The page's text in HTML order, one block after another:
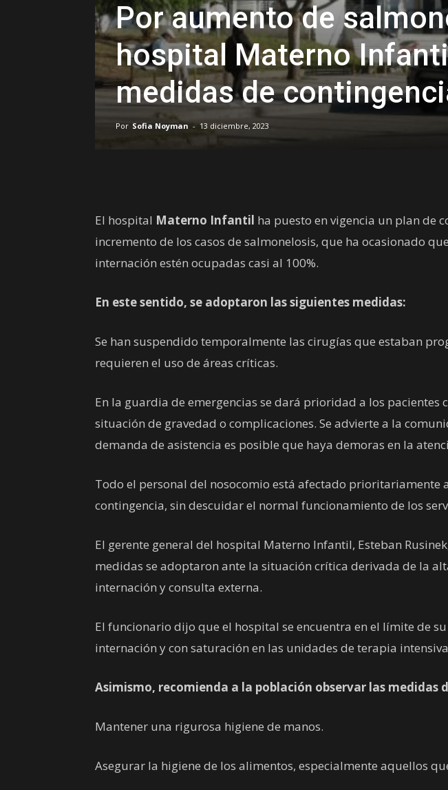
Por aumento de
hospital Materno
medidas de
Por Sofia Noyman - 13 diciembre, 2023
El hospital Materno Infantil ha puesto en vigencia un plan de
incremento de los casos de salmonelosis, que ha ocasionado
internación estén ocupadas casi al 100%.
En este sentido, se adoptaron las siguientes medidas:
Se han suspendido temporalmente las cirugías que estaban
requieren el uso de áreas críticas.
En la guardia de emergencias se dará prioridad a los pacientes
situación de gravedad o complicaciones. Se advierte a la
demanda de asistencia es posible que haya demoras en la
Todo el personal del nosocomio está afectado prioritariamente
contingencia, sin descuidar el normal funcionamiento de los
El gerente general del hospital Materno Infantil, Esteban
medidas se adoptaron ante la situación crítica derivada de la
internación y consulta externa.
El funcionario dijo que el hospital se encuentra en el límite de
internación y con saturación en las unidades de terapia
Asimismo, recomienda a la población observar las medidas
Mantener una rigurosa higiene de manos.
Asegurar la higiene de los alimentos, especialmente aquellos